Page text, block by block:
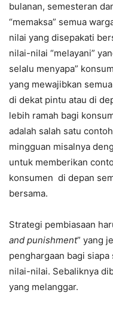
bulanan, semesteran
“memaksa” semua
nilai yang disepakati
nilai-nilai “melayani”
selalu menyapa”
yang mewajibkan
di dekat pintu atau di
lebih ramah bagi
adalah salah satu
mingguan misalnya
untuk memberikan
konsumen di depan
bersama.
Strategi pembiasaan
and punishment” yang
penghargaan bagi
nilai-nilai. Sebaliknya
yang melanggar.